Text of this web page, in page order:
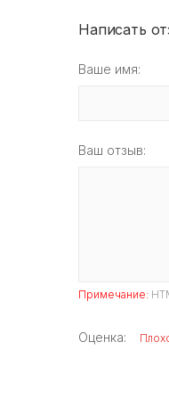
Написать
Ваше имя:
Ваш отзыв:
Примечание:
Оценка: